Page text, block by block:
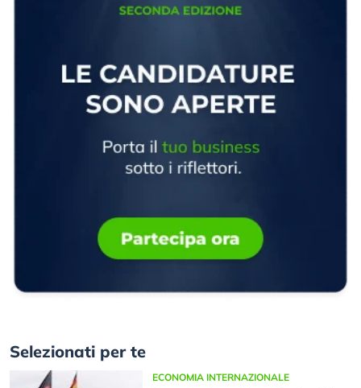
Selezionati per te
ECONOMIA INTERNAZIONALE